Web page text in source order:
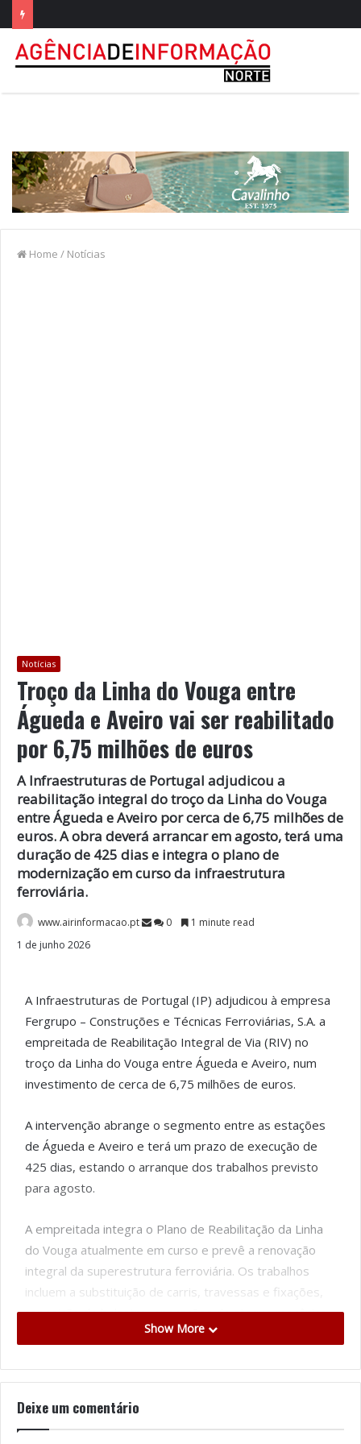
Home / Notícias
Notícias
Troço da Linha do Vouga entre
Águeda e Aveiro vai ser reabilitado
por 6,75 milhões de euros
A Infraestruturas de Portugal adjudicou a
reabilitação integral do troço da Linha do Vouga
entre Águeda e Aveiro por cerca de 6,75 milhões de
euros. A obra deverá arrancar em agosto, terá uma
duração de 425 dias e integra o plano de
modernização em curso da infraestrutura
ferroviária.
www.airinformacao.pt 0
1 minute read
1 de junho 2026
A Infraestruturas de Portugal (IP) adjudicou à empresa
Fergrupo – Construções e Técnicas Ferroviárias, S.A. a
empreitada de Reabilitação Integral de Via (RIV) no
troço da Linha do Vouga entre Águeda e Aveiro, num
investimento de cerca de 6,75 milhões de euros.
A intervenção abrange o segmento entre as estações
de Águeda e Aveiro e terá um prazo de execução de
425 dias, estando o arranque dos trabalhos previsto
para agosto.
A empreitada integra o Plano de Reabilitação da Linha
do Vouga atualmente em curso e prevê a renovação
integral da superestrutura ferroviária. Os trabalhos
incluem a substituição de carris, travessas e fixações,
reposição de balastro, operações de ataque mecânico
pesado e intervenções no sistema de drenagem.
Entre os principais objetivos da obra estão a eliminação
de segurança na circulação e a melhoria do conforto
Show More
Deixe um comentário